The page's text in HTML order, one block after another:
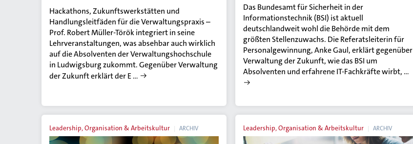
Hackathons, Zukunftswerkstätten und
Handlungsleitfäden für die Verwaltungspraxis –
Prof. Robert Müller-Török integriert in seine
Lehrveranstaltungen, was absehbar auch wirklich
auf die Absolventen der Verwaltungshochschule
in Ludwigsburg zukommt. Gegenüber Verwaltung
der Zukunft erklärt der E …
Das Bundesamt für Sicherheit in der
Informationstechnik (BSI) ist aktuell
deutschlandweit wohl die Behörde mit dem
größten Stellenzuwachs. Die Referatsleiterin für
Personalgewinnung, Anke Gaul, erklärt gegenüber
Verwaltung der Zukunft, wie das BSI um
Absolventen und erfahrene IT-Fachkräfte wirbt, …
Leadership, Organisation & Arbeitskultur ARCHIV Leadership, Organisation & Arbeitskultur ARCHIV